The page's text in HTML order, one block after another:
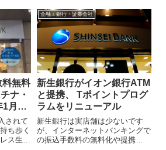
料無料
ナ・
月25
されて
ち歩く
ス生活
金融・銀行・証券会社
新生銀行がイオン銀行ATM
と提携、 Tポイントプログ
ラムをリニューアル
新生銀行は実店舗は少ないです
が、インターネットバンキングで
の振込手数料の無料化や提携